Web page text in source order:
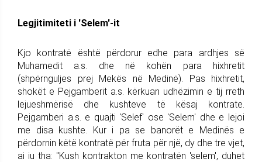
Legjitimiteti i 'Selem'-it
Kjo kontratë është përdorur edhe para ardhjes së
Muhamedit a.s. dhe në kohën para hixhretit
(shpërnguljes prej Mekës në Medinë). Pas hixhretit,
shokët e Pejgamberit a.s. kërkuan udhëzimin e tij rreth
lejueshmërisë dhe kushteve të kësaj kontrate.
Pejgamberi a.s. e quajti 'Selef' ose 'Selem' dhe e lejoi
me disa kushte. Kur i pa se banorët e Medinës e
përdornin këtë kontratë për fruta për një, dy dhe tre vjet,
ai iu tha: "Kush kontrakton me kontratën 'selem', duhet